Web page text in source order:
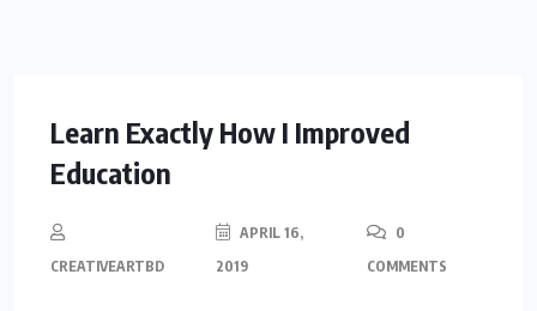
LEARNING
Learn Exactly How I Improved
Education
CREATIVEARTBD
APRIL 16,
2019
0
COMMENTS